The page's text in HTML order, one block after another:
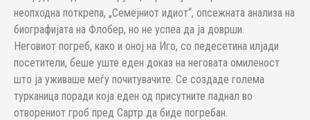
неопходна поткрепа, „Семејниот идиот“, опсежната анализа на
биографијата на Флобер, но не успеа да ја доврши.
Неговиот погреб, како и оној на Иго, со педесетина илјади
посетители, беше уште еден доказ на неговата омиленост
што ја уживаше меѓу почитувачите. Се создаде голема
турканица поради која еден од присутните паднал во
отворениот гроб пред Сартр да биде погребан.